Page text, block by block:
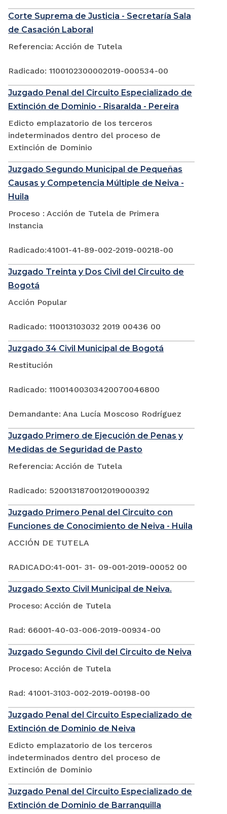
Corte Suprema de Justicia - Secretaría Sala
de Casación Laboral
Referencia: Acción de Tutela
Radicado: 1100102300002019-000534-00
Juzgado Penal del Circuito Especializado de
Extinción de Dominio - Risaralda - Pereira
Edicto emplazatorio de los terceros
indeterminados dentro del proceso de
Extinción de Dominio
Juzgado Segundo Municipal de Pequeñas
Causas y Competencia Múltiple de Neiva -
Huila
Proceso : Acción de Tutela de Primera
Instancia
Radicado:41001-41-89-002-2019-00218-00
Juzgado Treinta y Dos Civil del Circuito de
Bogotá
Acción Popular
Radicado: 110013103032 2019 00436 00
Juzgado 34 Civil Municipal de Bogotá
Restitución
Radicado: 11001400303420070046800
Demandante: Ana Lucía Moscoso Rodríguez
Juzgado Primero de Ejecución de Penas y
Medidas de Seguridad de Pasto
Referencia: Acción de Tutela
Radicado: 5200131870012019000392
Juzgado Primero Penal del Circuito con
Funciones de Conocimiento de Neiva - Huila
ACCIÓN DE TUTELA
RADICADO:41-001- 31- 09-001-2019-00052 00
Juzgado Sexto Civil Municipal de Neiva.
Proceso: Acción de Tutela
Rad: 66001-40-03-006-2019-00934-00
Juzgado Segundo Civil del Circuito de Neiva
Proceso: Acción de Tutela
Rad: 41001-3103-002-2019-00198-00
Juzgado Penal del Circuito Especializado de
Extinción de Dominio de Neiva
Edicto emplazatorio de los terceros
indeterminados dentro del proceso de
Extinción de Dominio
Juzgado Penal del Circuito Especializado de
Extinción de Dominio de Barranquilla